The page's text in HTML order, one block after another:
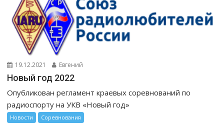
19.12.2021 Евгений
Новый год 2022
Опубликован регламент краевых соревнований по
радиоспорту на УКВ «Новый год»
Новости Соревнования